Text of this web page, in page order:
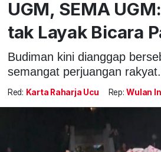
UGM, SEMA
tak Layak Bicara
Budiman kini dianggap
semangat perjuangan rakyat.
Red: Karta Raharja Ucu Rep: Wulan